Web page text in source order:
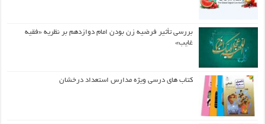
بررسی تأثیر فرضیه زن بودن امام دوازدهم بر نظریه «فقیه
غایب»
کتاب های درسی ویژه مدارس استعداد درخشان